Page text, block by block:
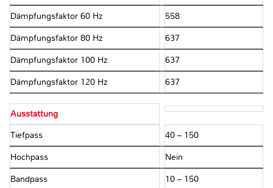
Dämpfungsfaktor 60 Hz 558
Dämpfungsfaktor 80 Hz 637
Dämpfungsfaktor 100 Hz 637
Dämpfungsfaktor 120 Hz 637
Ausstattung
Tiefpass 40 – 150
Hochpass Nein
Bandpass 10 – 150